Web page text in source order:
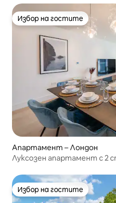
Избор на гостите
Избор на гостите
Апартамент – Лондон
Луксозен апартамент с 2
Избор на гостите
Избор на гостите